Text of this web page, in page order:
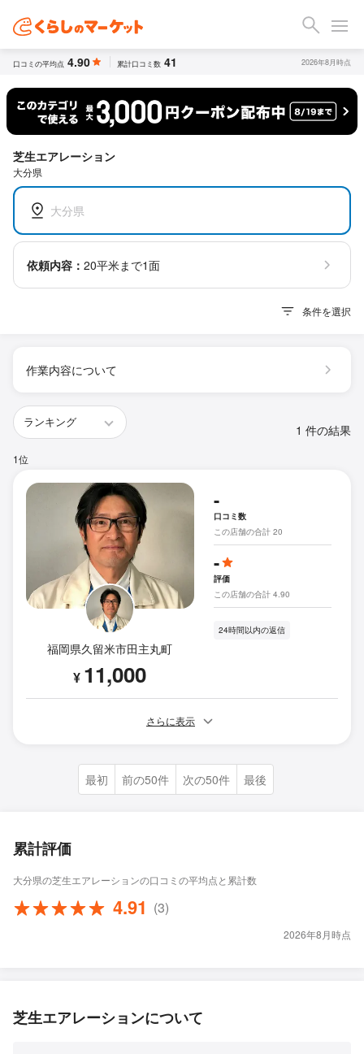
口コミの平均点 4.90 累計口コミ数 41 2026年8月時点
芝生エアレーション
大分県
大分県
依頼内容： 20平米まで1面
条件を選択
作業内容について
1 件の結果
1位
福岡県久留米市田主丸町
¥ 11,000
-
口コミ数
この店舗の合計 20
-
評価
この店舗の合計 4.90
24時間以内の返信
さらに表示
最初 前の50件 次の50件 最後
累計評価
大分県の芝生エアレーションの口コミの平均点と累計数
4.91 (3)
2026年8月時点
芝生エアレーションについて